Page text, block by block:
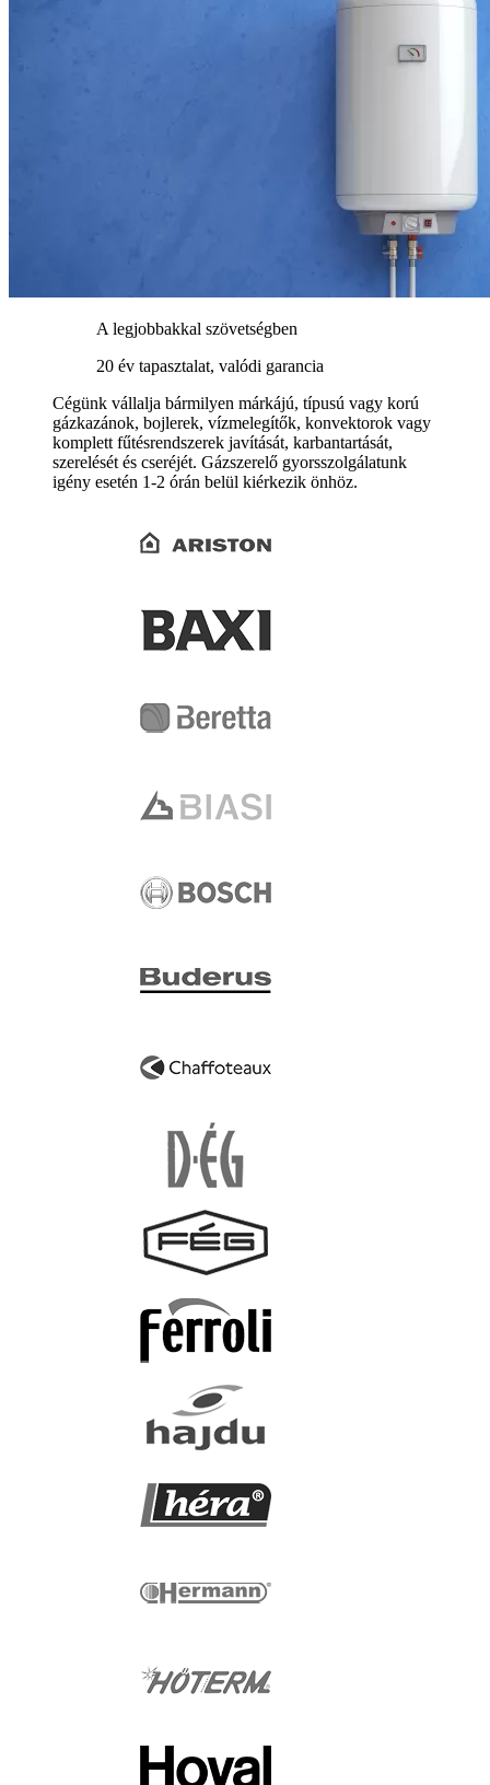
A legjobbakkal szövetségben
20 év tapasztalat, valódi garancia
Cégünk vállalja bármilyen márkájú, típusú vagy korú
gázkazánok, bojlerek, vízmelegítők, konvektorok vagy
komplett fűtésrendszerek javítását, karbantartását,
szerelését és cseréjét. Gázszerelő gyorsszolgálatunk
igény esetén 1-2 órán belül kiérkezik önhöz.